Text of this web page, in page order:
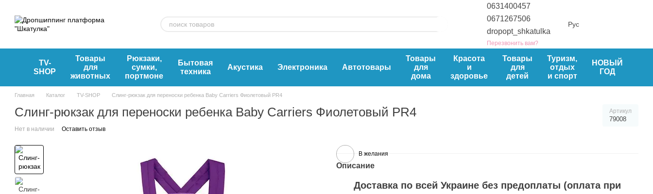
0631400457
0671267506
dropopt_shkatulka
Перезвонить вам?
Рус
TV-
SHOP
Товары
для
животных
Рюкзаки,
сумки,
портмоне
Бытовая
техника
Акустика Электроника Автотовары
Товары
для
дома
Красота
и
здоровье
Товары
для
детей
Туризм,
отдых
и спорт
НОВЫЙ
ГОД
Главная Каталог TV-SHOP Слинг-рюкзак для переноски ребенка Baby Carriers Фиолетовый PR4
Слинг-рюкзак для переноски ребенка Baby Carriers Фиолетовый PR4 Артикул
79008
Нет в наличии Оставить отзыв
В желания
Описание
Доставка по всей Украине без предоплаты (оплата при